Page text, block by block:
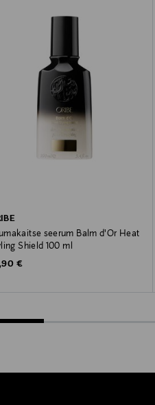
seerum Balm d'Or Heat
Shield 100 ml
Price
€